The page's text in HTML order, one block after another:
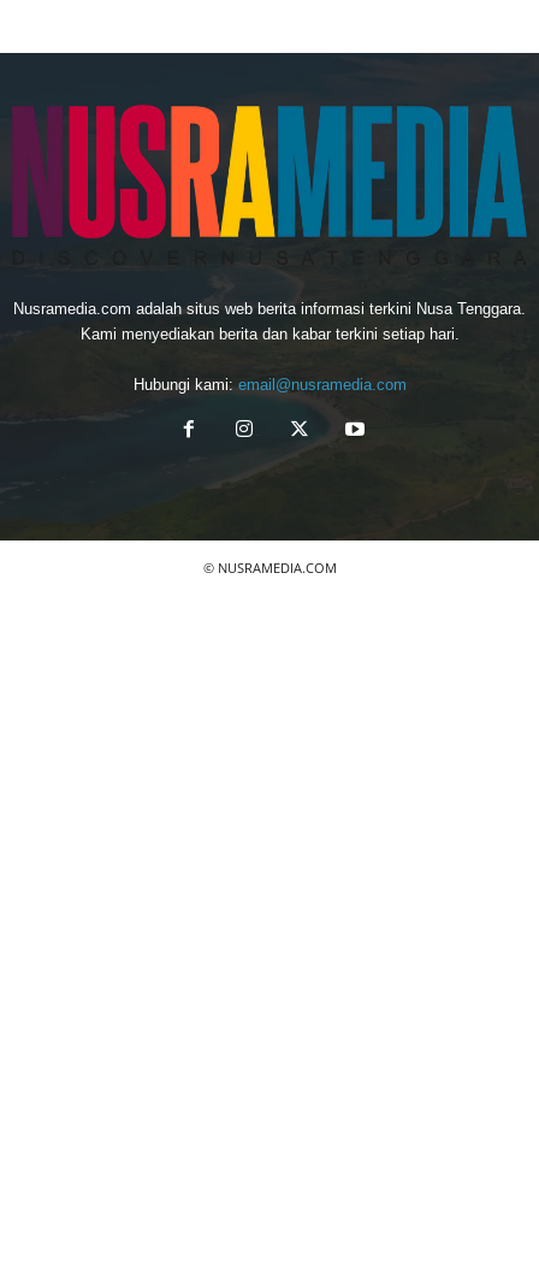
Nusramedia.com adalah situs web berita informasi terkini Nusa Tenggara.
Kami menyediakan berita dan kabar terkini setiap hari.
Hubungi kami: email@nusramedia.com
© NUSRAMEDIA.COM